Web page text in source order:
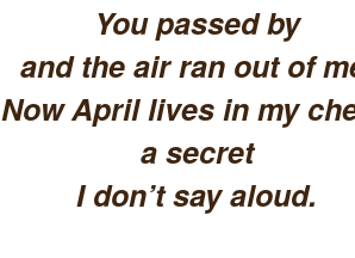
You passed by
and the air ran out of
Now April lives in my
a secret
I don’t say aloud.